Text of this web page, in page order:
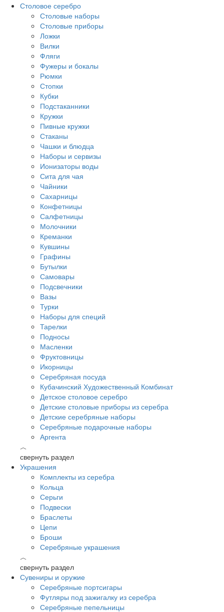
Столовое серебро
Столовые наборы
Столовые приборы
Ложки
Вилки
Фляги
Фужеры и бокалы
Рюмки
Стопки
Кубки
Подстаканники
Кружки
Пивные кружки
Стаканы
Чашки и блюдца
Наборы и сервизы
Ионизаторы воды
Сита для чая
Чайники
Сахарницы
Конфетницы
Салфетницы
Молочники
Креманки
Кувшины
Графины
Бутылки
Самовары
Подсвечники
Вазы
Турки
Наборы для специй
Тарелки
Подносы
Масленки
Фруктовницы
Икорницы
Серебряная посуда
Кубачинский Художественный Комбинат
Детское столовое серебро
Детские столовые приборы из серебра
Детские серебряные наборы
Серебряные подарочные наборы
Аргента
︿
свернуть раздел
Украшения
Комплекты из серебра
Кольца
Серьги
Подвески
Браслеты
Цепи
Броши
Серебряные украшения
︿
свернуть раздел
Сувениры и оружие
Серебряные портсигары
Футляры под зажигалку из серебра
Серебряные пепельницы